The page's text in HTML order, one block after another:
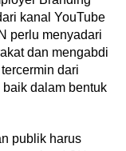
kanal YouTube
perlu menyadari
dan mengabdi
dari
dalam bentuk
publik harus